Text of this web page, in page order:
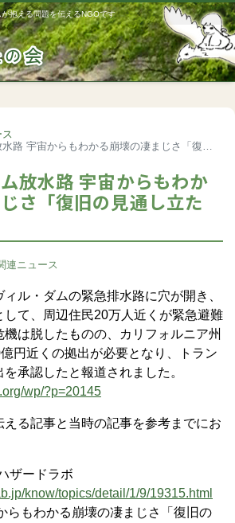
抱える問題を伝えるNGOです
ス
宙からもわかる崩壊の凄まじさ「復旧の見通し立たず」
放水路 宇宙からもわか
さ「復旧の見通し立た
連ニュース
ル・ダムの緊急排水路に穴が開き、
して、周辺住民20万人近くが緊急避難
機は脱したものの、カリフォルニア州
円近くの拠出が必要となり、トラン
承認したと報道されました。
wp/?p=20145
る記事と当時の記事を参考までにお
ードラボ
know/topics/detail/1/9/19315.html
らもわかる崩壊の凄まじさ「復旧の